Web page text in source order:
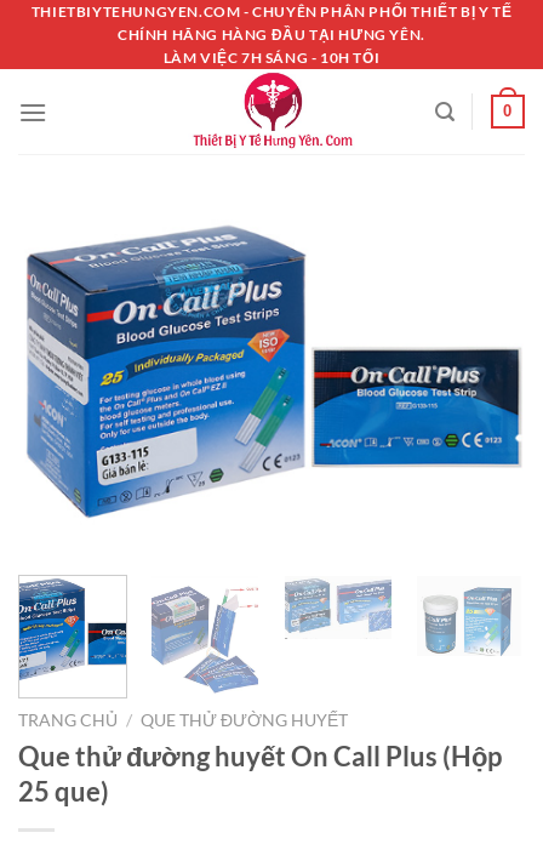
Chuyển
nội
dung
THIETBIYTEHUNGYEN.COM - CHUYÊN PHÂN PHỐI THIẾT BỊ Y TẾ
CHÍNH HÃNG HÀNG ĐẦU TẠI HƯNG YÊN.
LÀM VIỆC 7H SÁNG - 10H TỐI
0
TRANG CHỦ / QUE THỬ ĐƯỜNG HUYẾT
Que thử đường huyết On Call Plus (Hộp
25 que)